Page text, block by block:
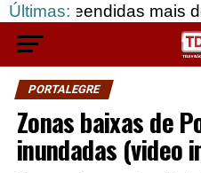
Últimas:mais de 183 mil
PORTALEGRE
Zonas baixas de
inundadas (video